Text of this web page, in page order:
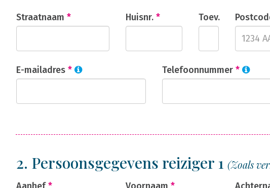
Straatnaam * Huisnr. * Toev.
E-mailadres * Telefoonnummer *
2. Persoonsgegevens reiziger 1 (Zoals